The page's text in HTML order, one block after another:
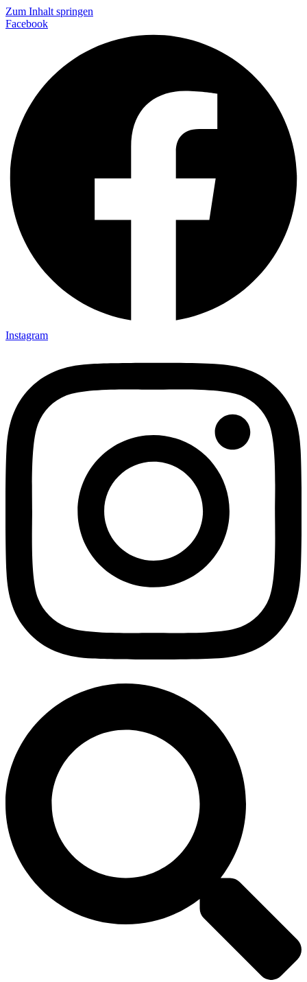
Zum Inhalt springen
Facebook
Instagram